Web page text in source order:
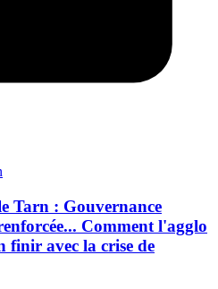
Tarn : Gouvernance
Comment l'agglo
finir avec la crise de